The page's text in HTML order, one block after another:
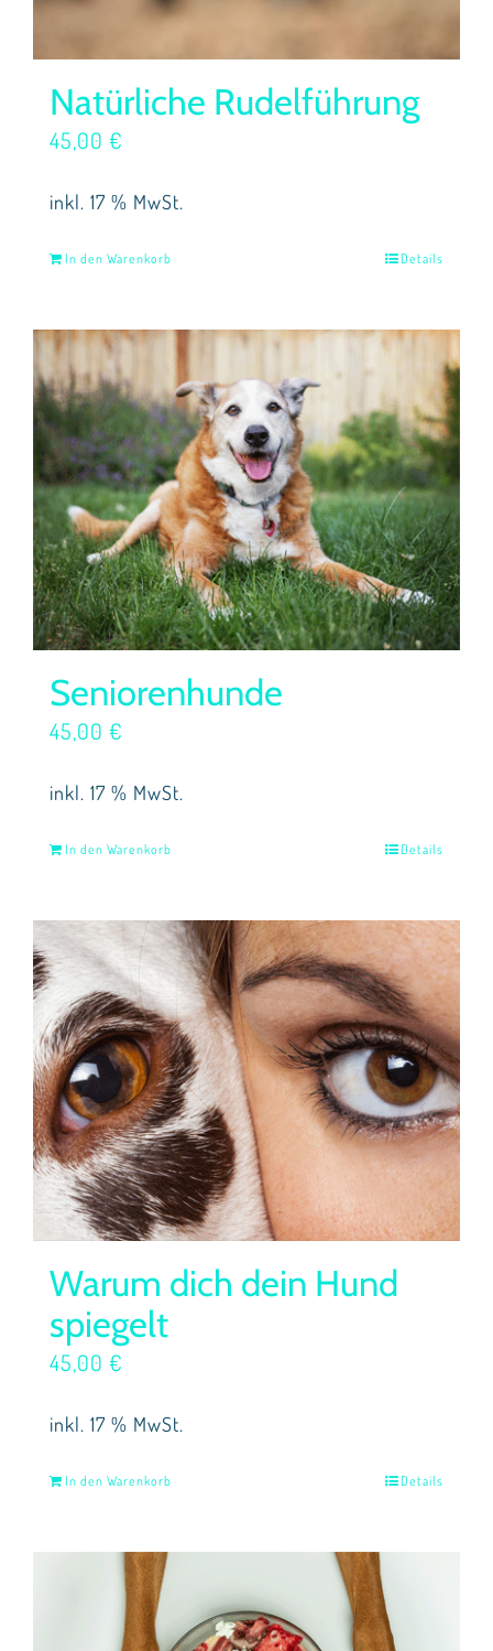
Natürliche Rudelführung
45,00 €
inkl. 17 % MwSt.
In den Warenkorb Details
Seniorenhunde
45,00 €
inkl. 17 % MwSt.
In den Warenkorb Details
Warum dich dein Hund
spiegelt
45,00 €
inkl. 17 % MwSt.
In den Warenkorb Details